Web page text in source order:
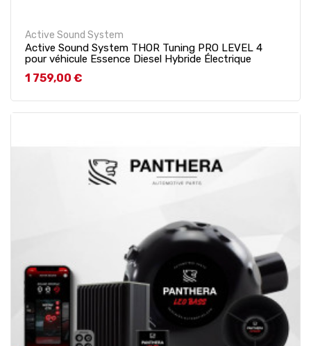
Active Sound System
Active Sound System THOR Tuning PRO LEVEL 4
pour véhicule Essence Diesel Hybride Électrique
Prix
1 759,00 €